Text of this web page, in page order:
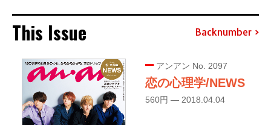
This Issue Backnumber
アンアン No. 2097
恋の心理学/NEWS
560円 — 2018.04.04